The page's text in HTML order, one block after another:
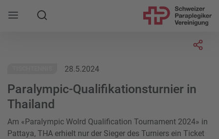
Mobile Navigation öffnen
Suche
28.5.2024
Paralympic-Qualifikationsturnier in
Thailand
Am «Paralympic Wolrd Qualification Tournament 2024» in
Pattaya, THA erhielt nur der Sieger des Turniers ein Ticket